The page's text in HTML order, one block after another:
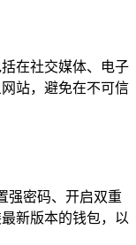
在社交媒体、电子
站，避免在不可信
强密码、开启双重
新版本的钱包，以